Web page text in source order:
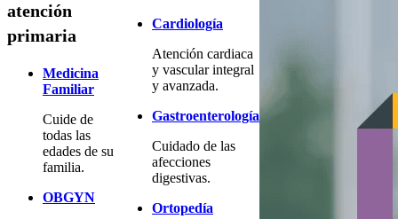
atención
primaria
Medicina
Familiar
Cuide de
todas las
edades de su
familia.
OBGYN
Cardiología
Atención cardiaca
y vascular integral
y avanzada.
Gastroenterología
Cuidado de las
afecciones
digestivas.
Ortopedía